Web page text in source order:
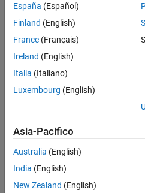
España (Español)
Finland (English)
France (Français)
Ireland (English)
Italia (Italiano)
Luxembourg (English)
Asia-Pacifico
Australia (English)
India (English)
New Zealand (English)
© 1994-2026 The MathWorks, Inc.